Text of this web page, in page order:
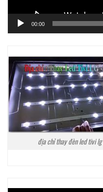
00:00
địa chỉ thay đèn led tivi